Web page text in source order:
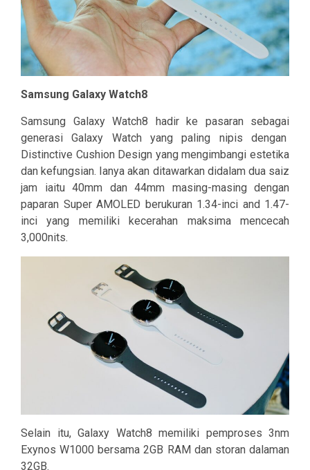
Samsung Galaxy Watch8
Samsung Galaxy Watch8 hadir ke pasaran sebagai
generasi Galaxy Watch yang paling nipis dengan
Distinctive Cushion Design yang mengimbangi estetika
dan kefungsian. Ianya akan ditawarkan didalam dua saiz
jam iaitu 40mm dan 44mm masing-masing dengan
paparan Super AMOLED berukuran 1.34-inci and 1.47-
inci yang memiliki kecerahan maksima mencecah
3,000nits.
Selain itu, Galaxy Watch8 memiliki pemproses 3nm
Exynos W1000 bersama 2GB RAM dan storan dalaman
32GB.